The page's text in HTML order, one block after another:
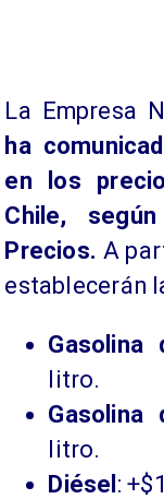
​La Empresa
ha
en los
Chile,
Precios. A
establecerán
​Gasolina
litro.
Gasolina
litro.
Diésel :